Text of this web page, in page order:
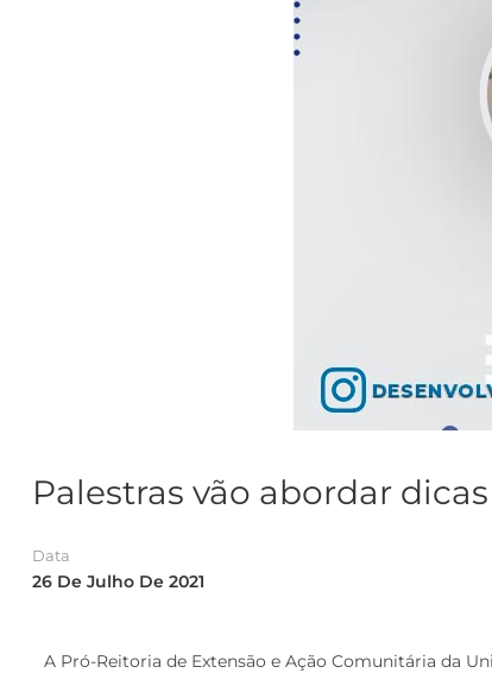
Palestras vão abordar
Data
26 De Julho De 2021
A Pró-Reitoria de Extensão e Ação Comunitária da